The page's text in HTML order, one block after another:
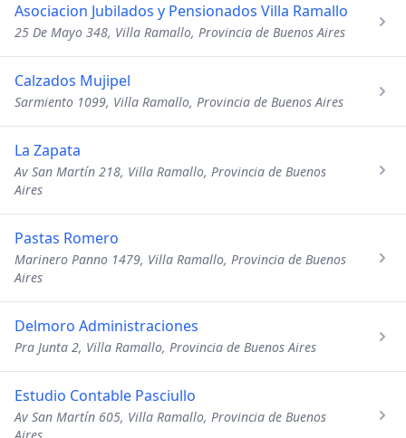
Asociacion Jubilados y Pensionados Villa Ramallo
25 De Mayo 348, Villa Ramallo, Provincia de Buenos Aires
Calzados Mujipel
Sarmiento 1099, Villa Ramallo, Provincia de Buenos Aires
La Zapata
Av San Martín 218, Villa Ramallo, Provincia de Buenos
Aires
Pastas Romero
Marinero Panno 1479, Villa Ramallo, Provincia de Buenos
Aires
Delmoro Administraciones
Pra Junta 2, Villa Ramallo, Provincia de Buenos Aires
Estudio Contable Pasciullo
Av San Martín 605, Villa Ramallo, Provincia de Buenos